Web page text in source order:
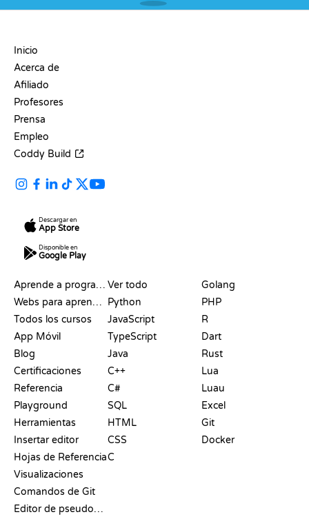
Inicio
Acerca de
Afiliado
Profesores
Prensa
Empleo
Coddy Build
Descargar en
App Store
Disponible en
Google Play
Aprende a programar
Webs para aprender a programar gratis
Todos los cursos
App Móvil
Blog
Certificaciones
Referencia
Playground
Herramientas
Insertar editor
Hojas de Referencia
Visualizaciones
Comandos de Git
Editor de pseudocódigo
Ver todo
Python
JavaScript
TypeScript
Java
C++
C#
SQL
HTML
CSS
C
Golang
PHP
R
Dart
Rust
Lua
Luau
Excel
Git
Docker